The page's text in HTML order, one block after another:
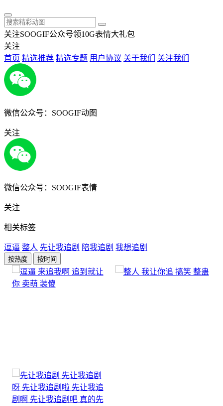
关注SOOGIF公众号领10G表情大礼包
关注
首页 精选推荐 精选专题 用户协议 关于我们 关注我们
微信公众号：SOOGIF动图
关注
微信公众号：SOOGIF表情
关注
相关标签
逗逼 整人 先让我追剧 陪我追剧 我想追剧
按热度 按时间